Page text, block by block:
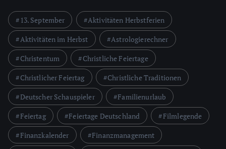
13. September
Aktivitäten Herbstferien
Aktivitäten im Herbst
Astrologierechner
Christentum
Christliche Feiertage
Christlicher Feiertag
Christliche Traditionen
Deutscher Schauspieler
Familienurlaub
Feiertag
Feiertage Deutschland
Filmlegende
Finanzkalender
Finanzmanagement